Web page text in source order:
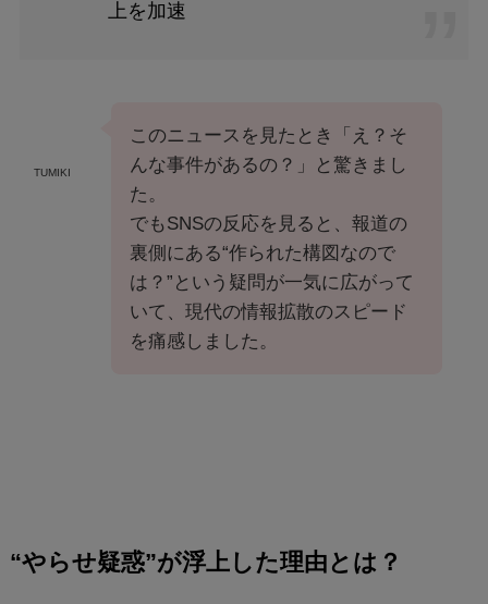
上を加速
TUMIKI
このニュースを見たとき「え？そ
んな事件があるの？」と驚きまし
た。
でもSNSの反応を見ると、報道の
裏側にある“作られた構図なので
は？”という疑問が一気に広がって
いて、現代の情報拡散のスピード
を痛感しました。
“やらせ疑惑”が浮上した理由とは？